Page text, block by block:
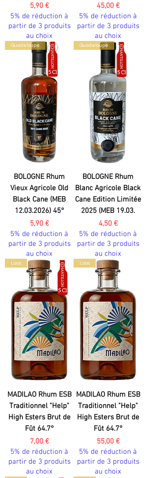
Prix
5,90 €
5% de réduction à
partir de 3 produits
au choix
Prix
45,00 €
5% de réduction à
partir de 3 produits
au choix
Guadeloupe
BOLOGNE Rhum
Vieux Agricole Old
Black Cane (MEB
12.03.2026) 45°
Prix
5,90 €
5% de réduction à
partir de 3 produits
au choix
Guadeloupe
BOLOGNE Rhum
Blanc Agricole Black
Cane Edition Limitée
2025 (MEB 19.03.
Prix
4,50 €
5% de réduction à
partir de 3 produits
au choix
Laos
MADILAO Rhum ESB
Traditionnel "Help"
High Esters Brut de
Fût 64.7°
Prix
7,00 €
5% de réduction à
partir de 3 produits
au choix
Laos
MADILAO Rhum ESB
Traditionnel "Help"
High Esters Brut de
Fût 64.7°
Prix
55,00 €
5% de réduction à
partir de 3 produits
au choix